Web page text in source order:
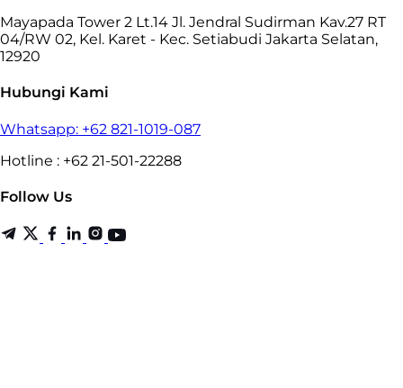
Mayapada Tower 2 Lt.14 Jl. Jendral Sudirman Kav.27 RT
04/RW 02, Kel. Karet - Kec. Setiabudi Jakarta Selatan,
12920
Hubungi Kami
Whatsapp: +62 821-1019-087
Hotline : +62 21-501-22288
Follow Us